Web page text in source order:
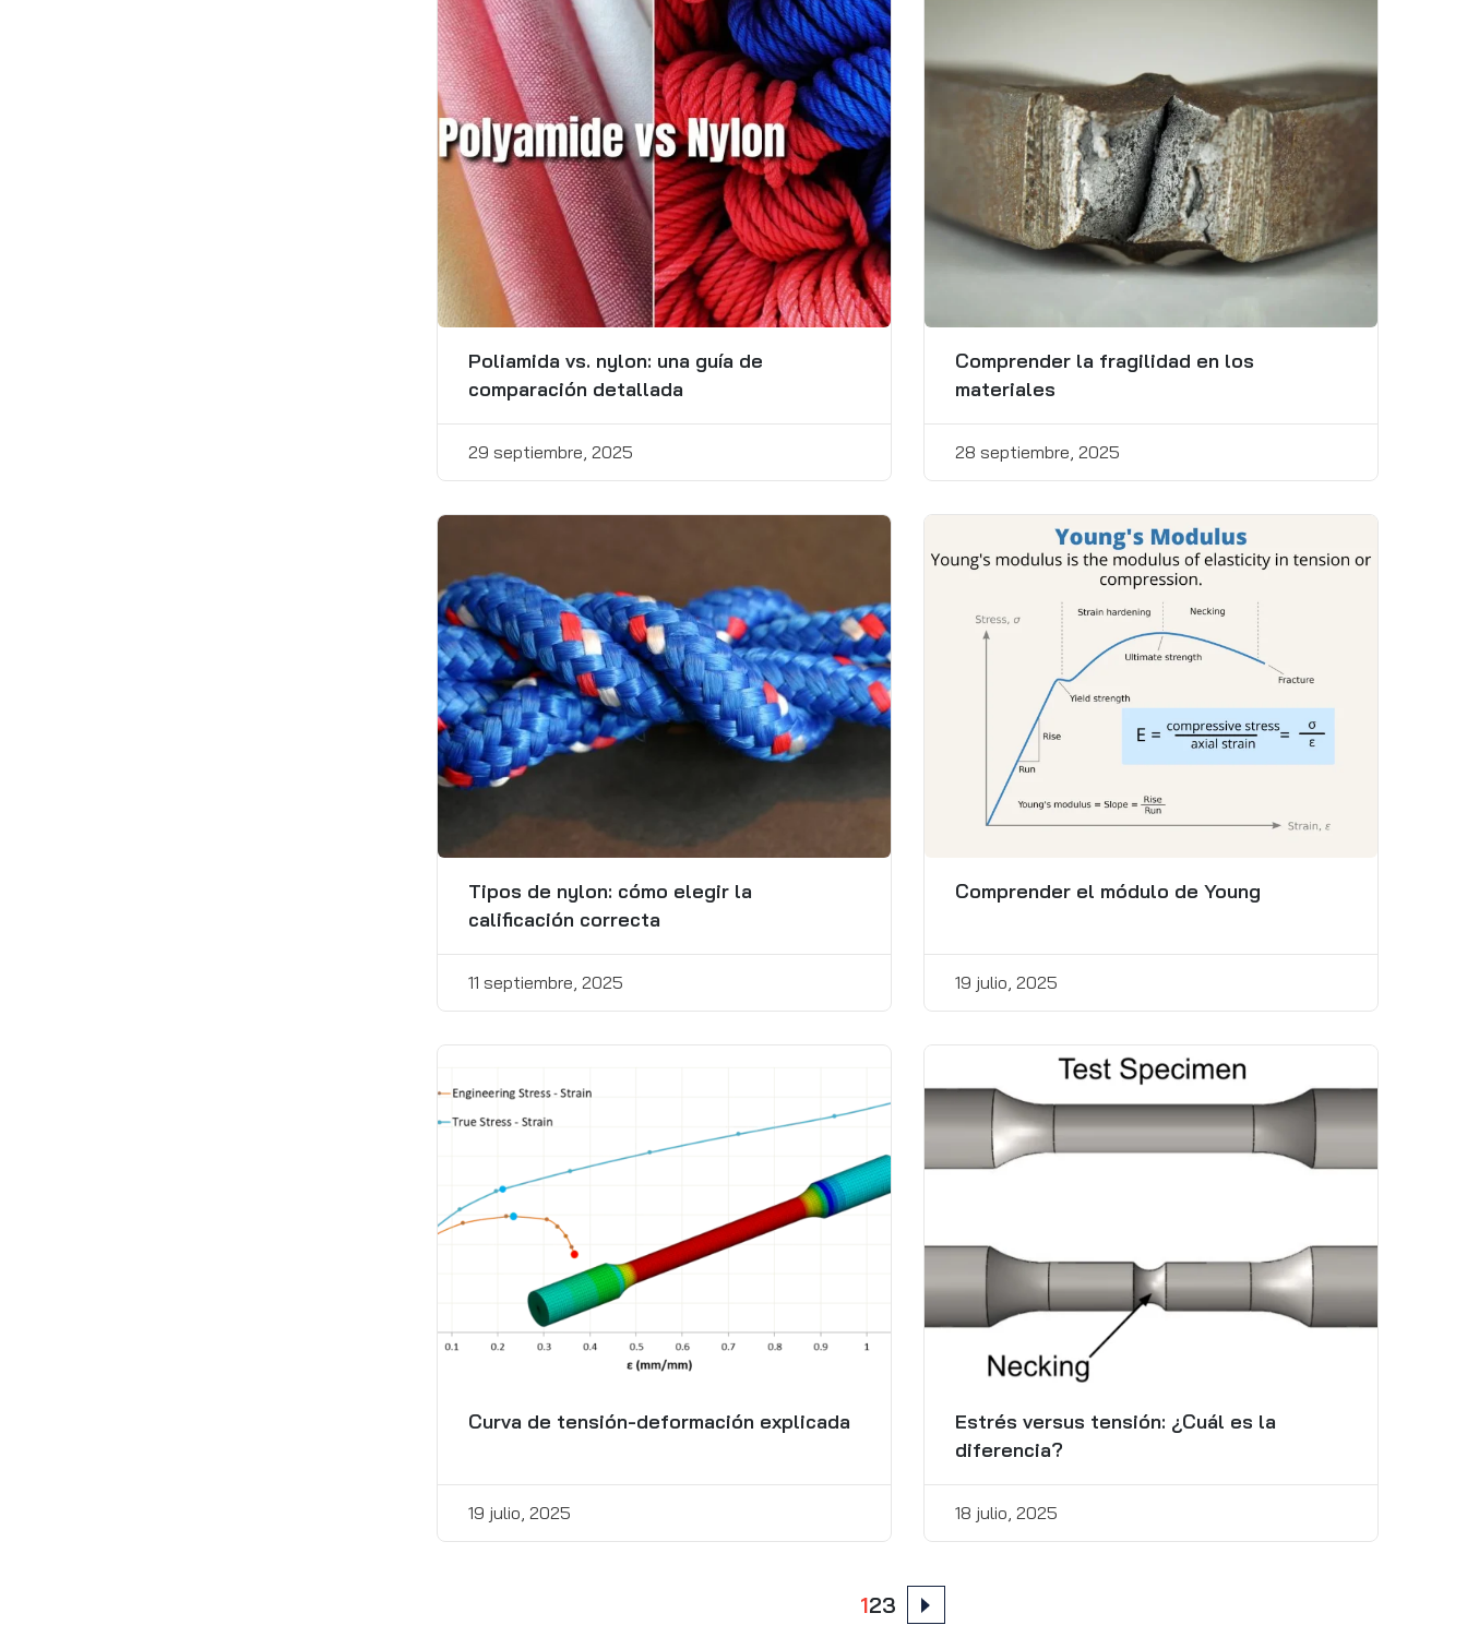
Poliamida vs. nylon: una guía de
comparación detallada
29 septiembre, 2025
Comprender la fragilidad en los
materiales
28 septiembre, 2025
Tipos de nylon: cómo elegir la
calificación correcta
11 septiembre, 2025
Comprender el módulo de Young
19 julio, 2025
Curva de tensión-deformación explicada
19 julio, 2025
Estrés versus tensión: ¿Cuál es la
diferencia?
18 julio, 2025
123